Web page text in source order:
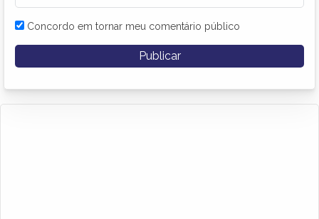
Concordo em tornar meu comentário público